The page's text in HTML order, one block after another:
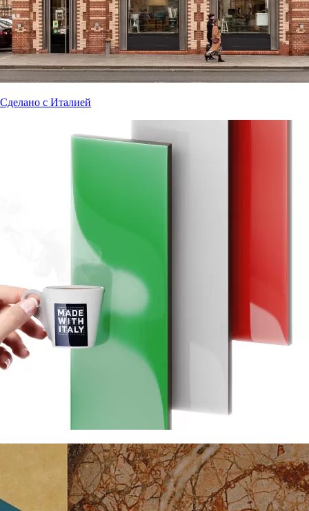
Сделано с Италией